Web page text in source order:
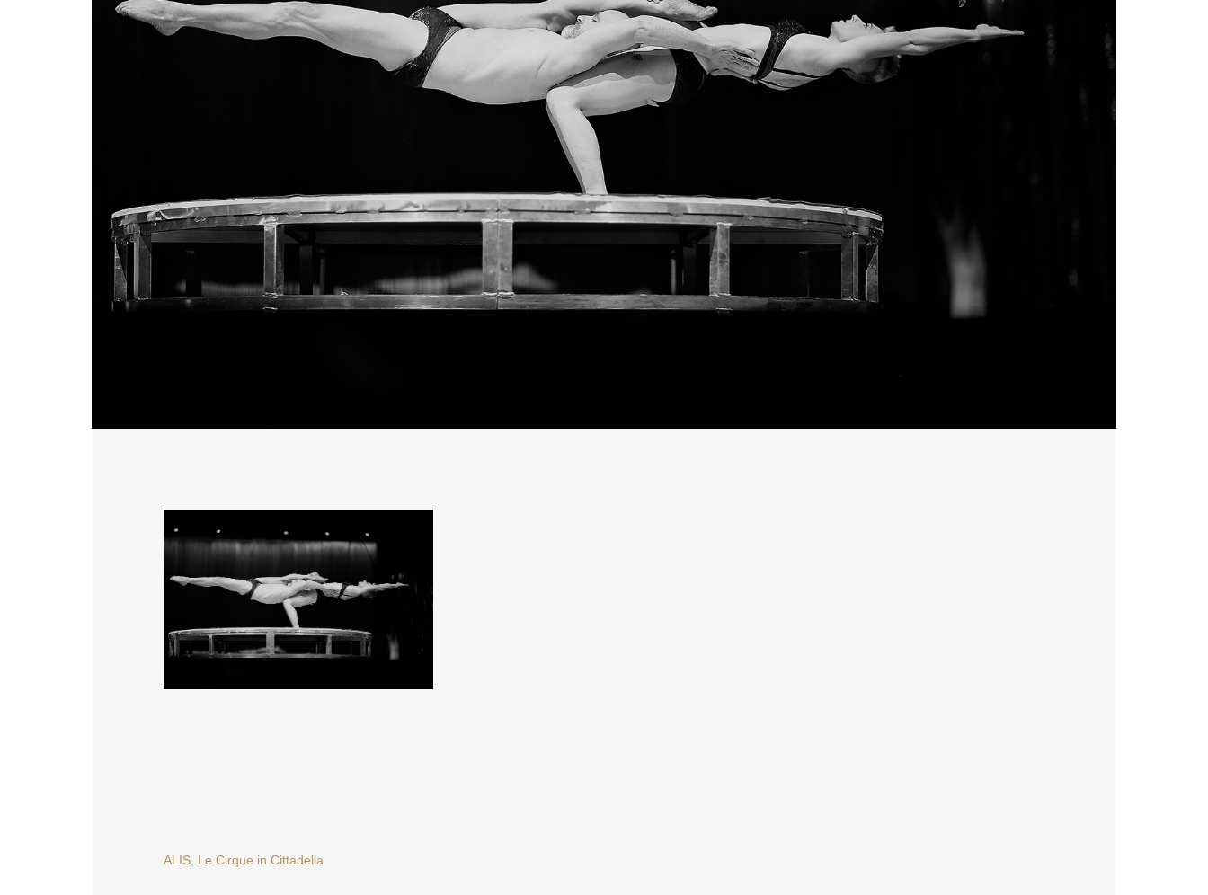
NAVIGAZIONE
ALIS, Le Cirque in Cittadella